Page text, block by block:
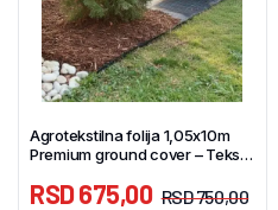
Agrotekstilna folija 1,05x10m
Premium ground cover – Tekstil
RSD750,00
RSD675,00